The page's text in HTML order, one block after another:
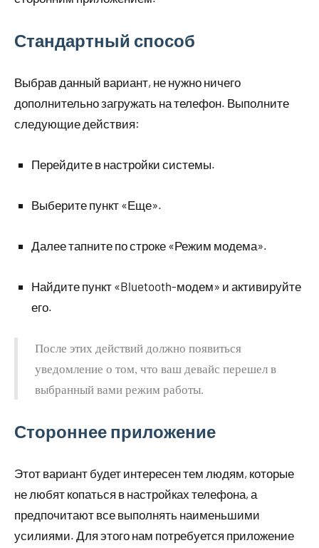
Стандартный способ
Выбрав данный вариант, не нужно ничего
дополнительно загружать на телефон. Выполните
следующие действия:
Перейдите в настройки системы.
Выберите пункт «Еще».
Далее тапните по строке «Режим модема».
Найдите пункт «Bluetooth-модем» и активируйте
его.
После этих действий должно появиться
уведомление о том, что ваш девайс перешел в
выбранный вами режим работы.
Стороннее приложение
Этот вариант будет интересен тем людям, которые
не любят копаться в настройках телефона, а
предпочитают все выполнять наименьшими
усилиями. Для этого нам потребуется приложение